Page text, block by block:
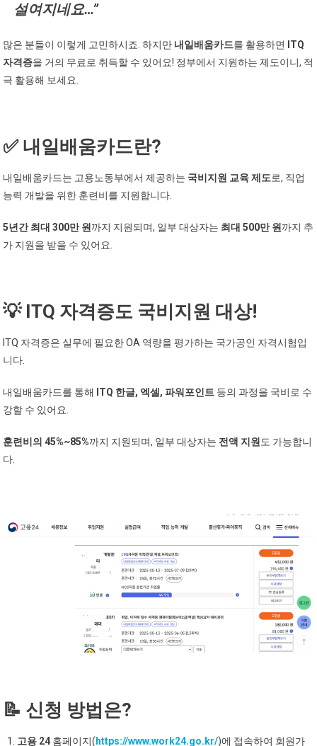
설여지네요…”
많은 분들이 이렇게 고민하시죠. 하지만 내일배움카드를 활용하면
ITQ
자격증을 거의 무료로 취득할 수 있어요! 정부에서 지원하는 제도이니, 적
극 활용해 보세요.
✅ 내일배움카드란?
내일배움카드는 고용노동부에서 제공하는 국비지원 교육 제도로, 직업
능력 개발을 위한 훈련비를 지원합니다.
5년간 최대 300만 원까지 지원되며, 일부 대상자는 최대 500만 원까지 추
가 지원을 받을 수 있어요.
💡 ITQ 자격증도 국비지원 대상!
ITQ 자격증은 실무에 필요한 OA 역량을 평가하는 국가공인 자격시험입
니다.
내일배움카드를 통해 ITQ 한글, 엑셀, 파워포인트 등의 과정을 국비로 수
강할 수 있어요.
훈련비의 45%~85%까지 지원되며, 일부 대상자는 전액 지원도 가능합니
다.
📝 신청 방법은?
고용 24 홈페이지(https://www.work24.go.kr/)에 접속하여 회원가